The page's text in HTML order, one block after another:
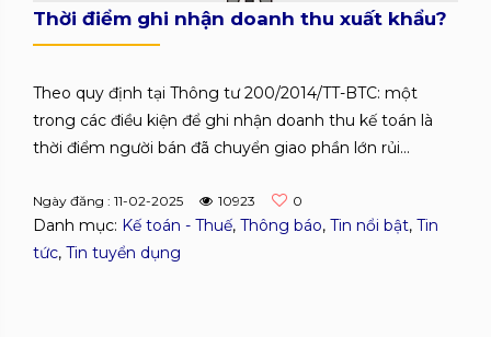
Thời điểm ghi nhận doanh thu xuất khẩu?
Theo quy định tại Thông tư 200/2014/TT-BTC: một
trong các điều kiện để ghi nhận doanh thu kế toán là
thời điểm người bán đã chuyển giao phần lớn rủi...
Ngày đăng : 11-02-2025 10923 0
Danh mục: Kế toán - Thuế, Thông báo, Tin nổi bật, Tin
tức, Tin tuyển dụng